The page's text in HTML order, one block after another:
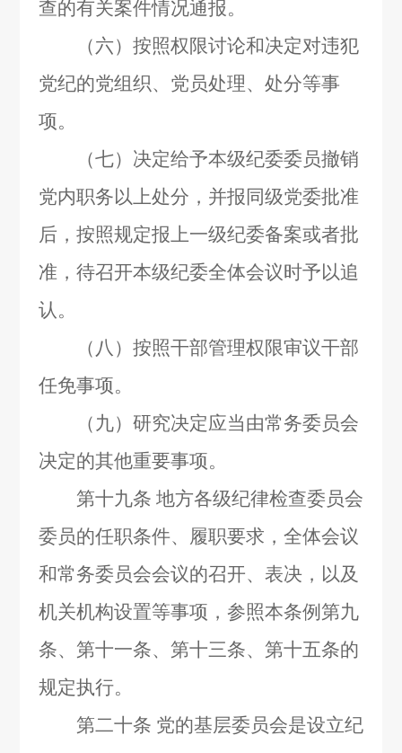
查的有关案件情况通报。
（六）按照权限讨论和决定对违犯
党纪的党组织、党员处理、处分等事
项。
（七）决定给予本级纪委委员撤销
党内职务以上处分，并报同级党委批准
后，按照规定报上一级纪委备案或者批
准，待召开本级纪委全体会议时予以追
认。
（八）按照干部管理权限审议干部
任免事项。
（九）研究决定应当由常务委员会
决定的其他重要事项。
第十九条 地方各级纪律检查委员会
委员的任职条件、履职要求，全体会议
和常务委员会会议的召开、表决，以及
机关机构设置等事项，参照本条例第九
条、第十一条、第十三条、第十五条的
规定执行。
第二十条 党的基层委员会是设立纪